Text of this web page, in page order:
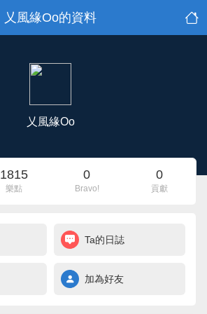
乂風緣Oo的資料
乂風緣Oo
1815
樂點
0
Bravo!
0
貢獻
Ta的日誌
加為好友